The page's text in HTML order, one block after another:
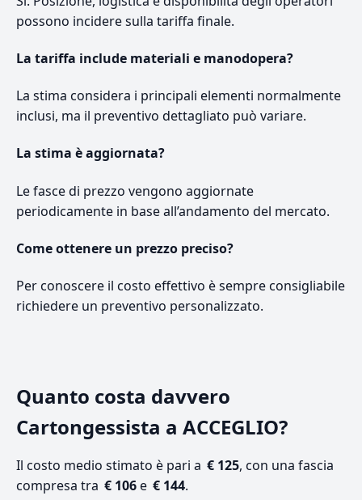
possono incidere sulla tariffa finale.
La tariffa include materiali e manodopera?
La stima considera i principali elementi normalmente
inclusi, ma il preventivo dettagliato può variare.
La stima è aggiornata?
Le fasce di prezzo vengono aggiornate
periodicamente in base all’andamento del mercato.
Come ottenere un prezzo preciso?
Per conoscere il costo effettivo è sempre consigliabile
richiedere un preventivo personalizzato.
Quanto costa davvero
Cartongessista a ACCEGLIO?
Il costo medio stimato è pari a € 125, con una fascia
compresa tra € 106e € 144.